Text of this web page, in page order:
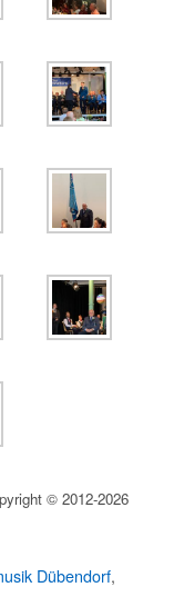
© 2012-2026
Dübendorf,